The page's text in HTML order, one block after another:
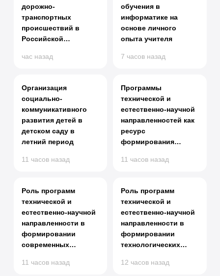
дорожно-
транспортных
происшествий в
Российской
час назад
обучения в
информатике на
основе личного
опыта учителя
7 часов назад
Организация
социально-
коммуникативного
развития детей в
детском саду в
летний период
11 часов назад
Программы
технической и
естественно-научной
направленностей как
ресурс
формирования
технологических
11 часов назад
Роль программ
технической и
естественно-научной
направленности в
формировании
современных
навыков у
11 часов назад
Роль программ
технической и
естественно-научной
направленности в
формировании
технологических
обучающихся на
12 часов назад